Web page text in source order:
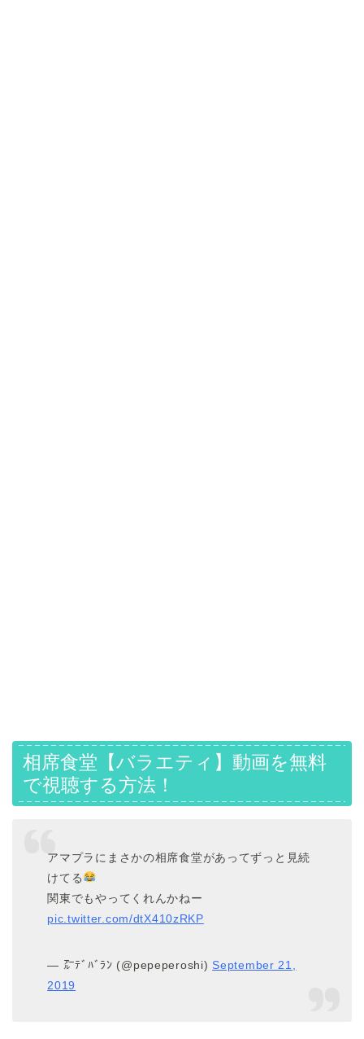
相席食堂【バラエティ】動画を無料
で視聴する方法！
アマプラにまさかの相席食堂があってずっと見続
けてる
関東でもやってくれんかねー
pic.twitter.com/dtX410zRKP
— ㌃ﾃﾞﾊﾞﾗﾝ (@pepeperoshi) September 21,
2019